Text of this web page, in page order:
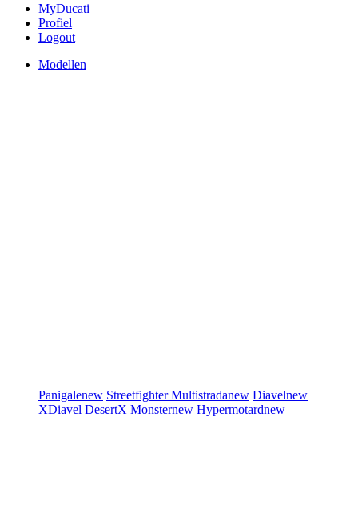
MyDucati
Profiel
Logout
Modellen
Panigalenew StreetfighterMultistradanew Diavelnew
XDiavel DesertX Monsternew Hypermotardnew